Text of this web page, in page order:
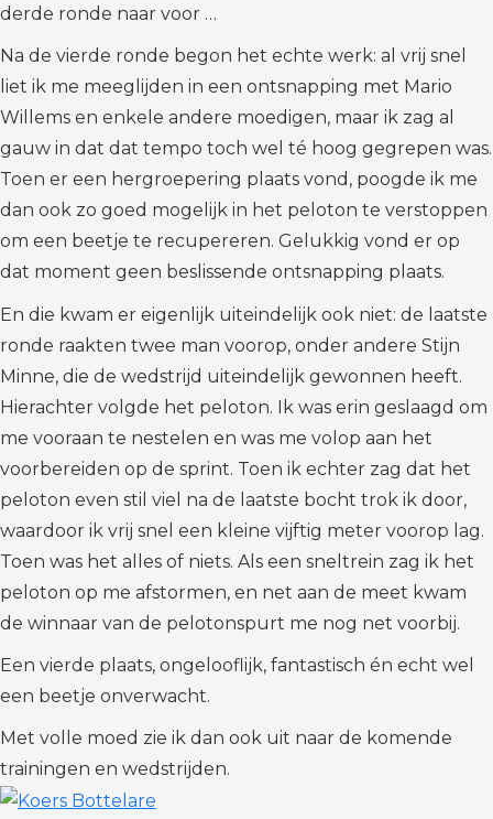
derde ronde naar voor …
Na de vierde ronde begon het echte werk: al vrij snel
liet ik me meeglijden in een ontsnapping met Mario
Willems en enkele andere moedigen, maar ik zag al
gauw in dat dat tempo toch wel té hoog gegrepen was.
Toen er een hergroepering plaats vond, poogde ik me
dan ook zo goed mogelijk in het peloton te verstoppen
om een beetje te recupereren. Gelukkig vond er op
dat moment geen beslissende ontsnapping plaats.
En die kwam er eigenlijk uiteindelijk ook niet: de laatste
ronde raakten twee man voorop, onder andere Stijn
Minne, die de wedstrijd uiteindelijk gewonnen heeft.
Hierachter volgde het peloton. Ik was erin geslaagd om
me vooraan te nestelen en was me volop aan het
voorbereiden op de sprint. Toen ik echter zag dat het
peloton even stil viel na de laatste bocht trok ik door,
waardoor ik vrij snel een kleine vijftig meter voorop lag.
Toen was het alles of niets. Als een sneltrein zag ik het
peloton op me afstormen, en net aan de meet kwam
de winnaar van de pelotonspurt me nog net voorbij.
Een vierde plaats, ongelooflijk, fantastisch én echt wel
een beetje onverwacht.
Met volle moed zie ik dan ook uit naar de komende
trainingen en wedstrijden.